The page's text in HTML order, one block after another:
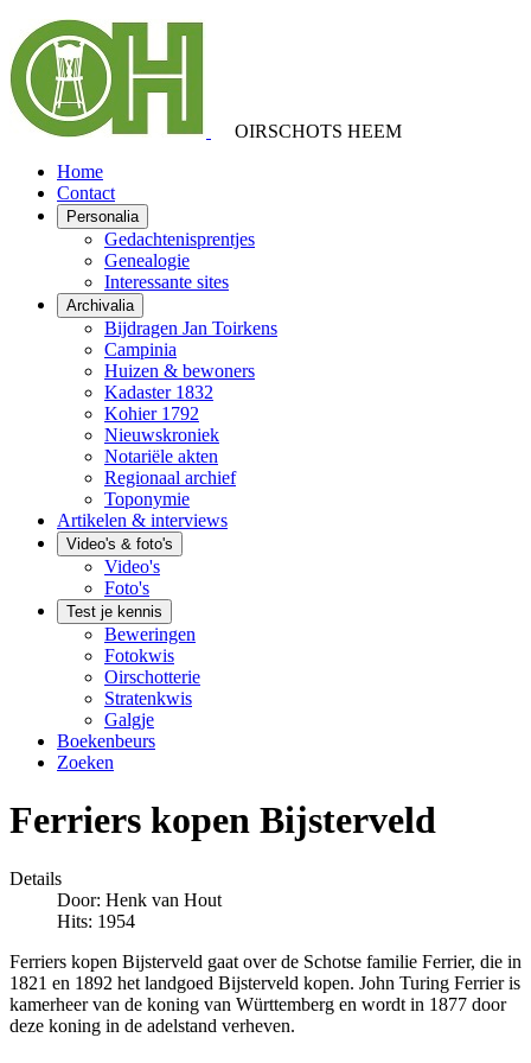
OIRSCHOTS HEEM
Home
Contact
Personalia
Gedachtenisprentjes
Genealogie
Interessante sites
Archivalia
Bijdragen Jan Toirkens
Campinia
Huizen & bewoners
Kadaster 1832
Kohier 1792
Nieuwskroniek
Notariële akten
Regionaal archief
Toponymie
Artikelen & interviews
Video's & foto's
Video's
Foto's
Test je kennis
Beweringen
Fotokwis
Oirschotterie
Stratenkwis
Galgje
Boekenbeurs
Zoeken
Ferriers kopen Bijsterveld
Details
Door: Henk van Hout
Hits: 1954
Ferriers kopen Bijsterveld gaat over de Schotse familie Ferrier, die in
1821 en 1892 het landgoed Bijsterveld kopen. John Turing Ferrier is
kamerheer van de koning van Württemberg en wordt in 1877 door
deze koning in de adelstand verheven.